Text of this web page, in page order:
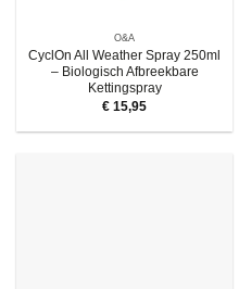
O&A
CyclOn All Weather Spray 250ml
– Biologisch Afbreekbare
Kettingspray
€ 15,95